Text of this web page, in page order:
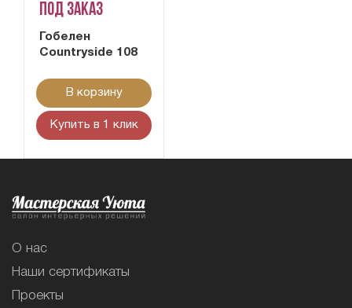
Под заказ
Гобелен
Сountryside 108
В корзину
Купить в 1 клик
О нас
Наши сертификаты
Проекты